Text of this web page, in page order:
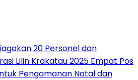
20 Personel dan
Lilin Krakatau 2025 Empat Pos
Pengamanan Natal dan